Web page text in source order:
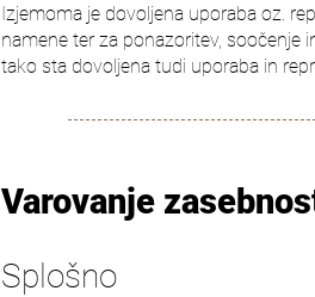
Izjemoma je dovoljena uporaba oz.
namene ter za ponazoritev, soočenje
tako sta dovoljena tudi uporaba in
Varovanje
Splošno